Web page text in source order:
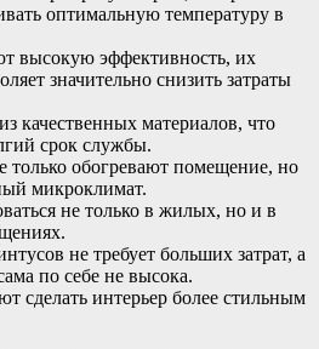
оптимальную температуру в
высокую эффективность, их
значительно снизить затраты
качественных материалов, что
срок службы.
только обогревают помещение, но
микроклимат.
не только в жилых, но и в
не требует больших затрат, а
по себе не высока.
сделать интерьер более стильным